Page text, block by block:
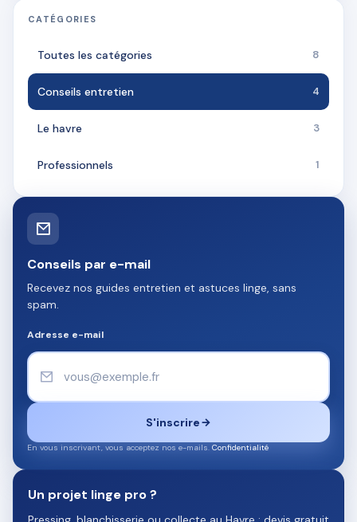
CATÉGORIES
Toutes les catégories 8
Conseils entretien 4
Le havre 3
Professionnels 1
Conseils par e-mail
Recevez nos guides entretien et astuces linge, sans
spam.
Adresse e-mail
S'inscrire
En vous inscrivant, vous acceptez nos e-mails. Confidentialité
Un projet linge pro ?